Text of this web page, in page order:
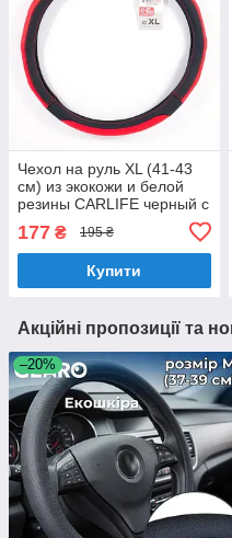
Чехол на руль XL (41-43
см) из экокожи и белой
резины CARLIFE черный с
(SW125XL)
177 ₴ 195 ₴
Купити
Акційні пропозиції та
–20%